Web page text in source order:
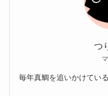
つ
毎年真鯛を追いかけてい